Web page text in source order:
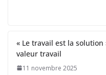
« Le travail est la
valeur travail
11 novembre 2025